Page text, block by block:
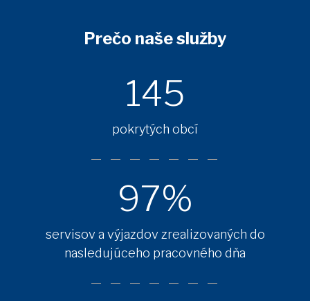
Prečo naše služby
145
pokrytých obcí
97%
servisov a výjazdov zrealizovaných do
nasledujúceho pracovného dňa